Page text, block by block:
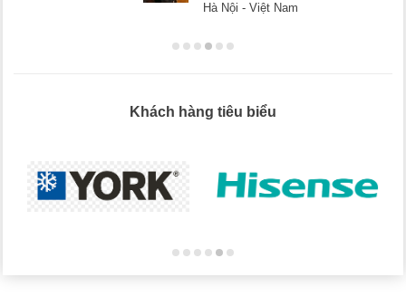
Hà Nội - Việt Nam
Khách hàng tiêu biểu